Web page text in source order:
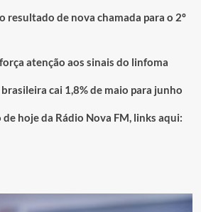
resultado de nova chamada para o 2º
atenção aos sinais do linfoma
cai 1,8% de maio para junho
hoje da Rádio Nova FM, links aqui: